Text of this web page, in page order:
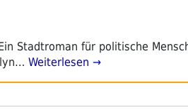
Stadtroman für politische
Weiterlesen →